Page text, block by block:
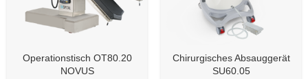
Operationstisch OT80.20
NOVUS
Chirurgisches Absauggerät
SU60.05